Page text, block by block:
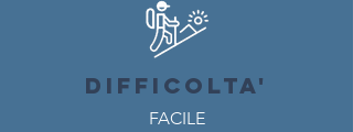
DIFFICOLTA'
FACILE